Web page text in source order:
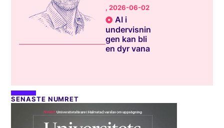
, 2026-06-02
AI i
undervisnin
gen kan bli
en dyr vana
SENASTE NUMRET